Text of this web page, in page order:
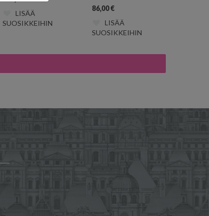
LISÄÄ
SUOSIKKEIHIN
86,00€
LISÄÄ
SUOSIKKEIHIN